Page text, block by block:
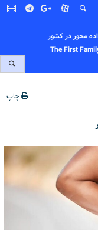
محور در کشور
The First
چاپ